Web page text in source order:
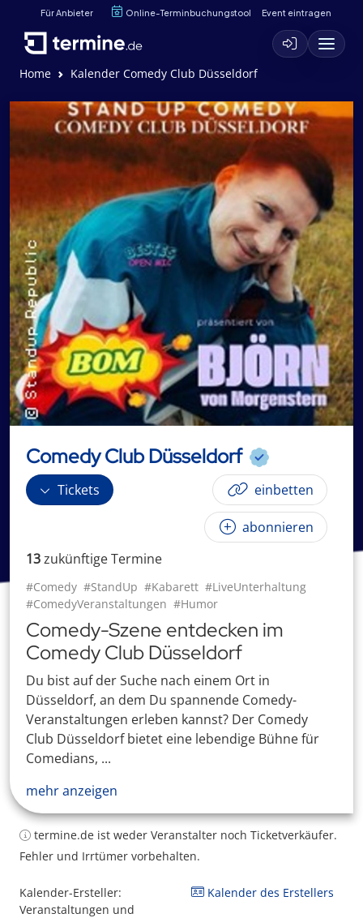
Für Anbieter Online-Terminbuchungstool Event eintragen
Home Kalender Comedy Club Düsseldorf
Comedy Club Düsseldorf
Tickets einbetten
abonnieren
13zukünftigeTermine
#Comedy #StandUp #Kabarett #LiveUnterhaltung
#ComedyVeranstaltungen #Humor
Comedy-Szene entdecken im
Comedy Club Düsseldorf
Du bist auf der Suche nach einem Ort in
Düsseldorf, an dem Du spannende Comedy-
Veranstaltungen erleben kannst? Der Comedy
Club Düsseldorf bietet eine lebendige Bühne für
Comedians, ...
mehr anzeigen
termine.de ist weder Veranstalter noch Ticketverkäufer.
Fehler und Irrtümer vorbehalten.
Kalender-Ersteller:
Veranstaltungen und
Kalender des Erstellers